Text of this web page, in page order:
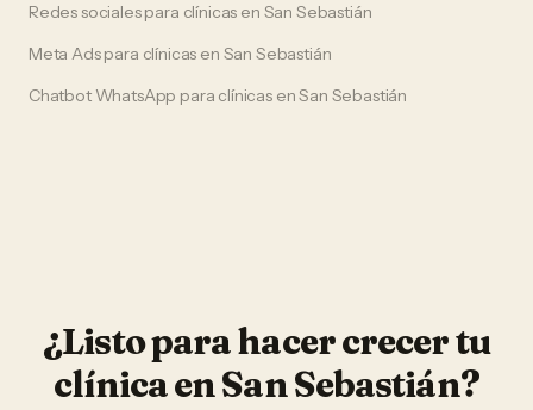
Redes socialespara clínicas en San Sebastián
Meta Adspara clínicas en San Sebastián
Chatbot WhatsApp para clínicasenSan Sebastián
¿Listo para hacer crecer tu
clínicaenSan Sebastián?